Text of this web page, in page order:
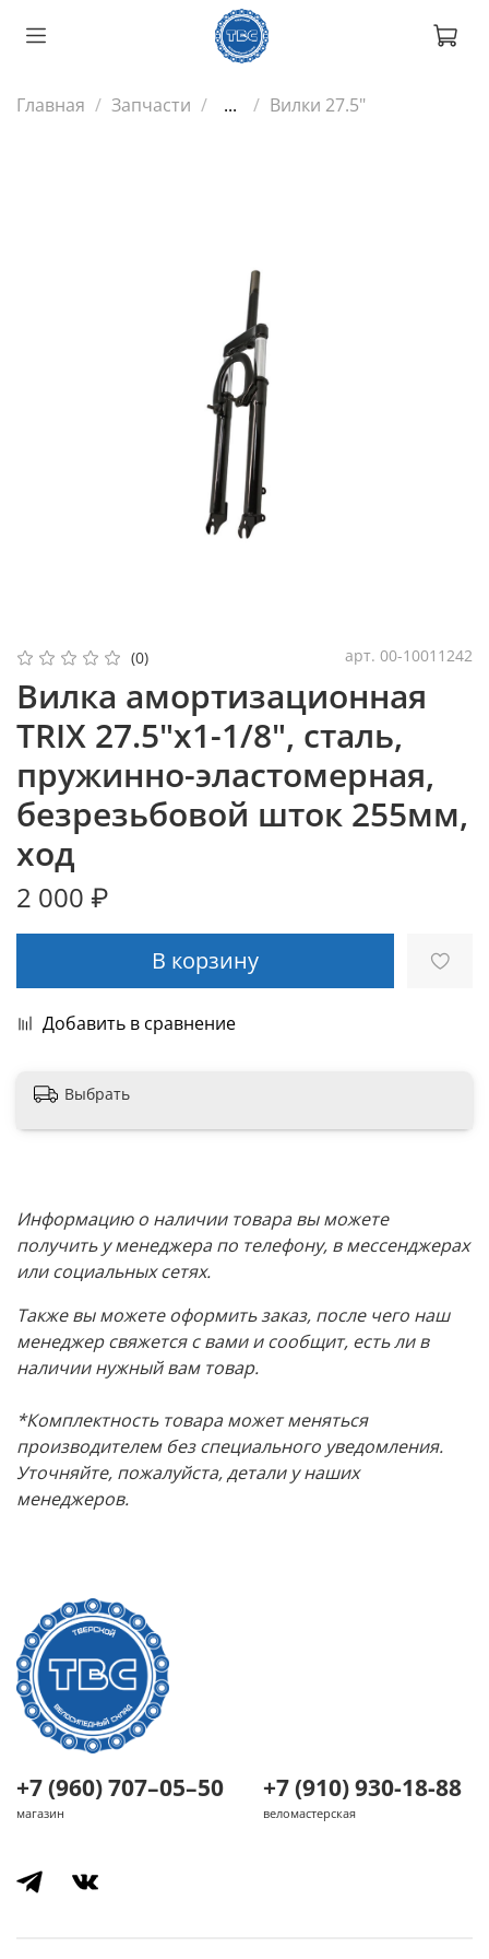
Главная Запчасти ... Вилки 27.5"
(0) арт. 00-10011242
Вилка амортизационная
TRIX 27.5"х1-1/8", сталь,
пружинно-эластомерная,
безрезьбовой шток 255мм,
ход
2 000 ₽
В корзину
Добавить в сравнение
Выбрать
Информацию о наличии товара вы можете
получить у менеджера по телефону, в мессенджерах
или социальных сетях.
Также вы можете оформить заказ, после чего наш
менеджер свяжется с вами и сообщит, есть ли в
наличии нужный вам товар.
*Комплектность товара может меняться
производителем без специального уведомления.
Уточняйте, пожалуйста, детали у наших
менеджеров.
+7 (960) 707–05–50
магазин
+7 (910) 930-18-88
веломастерская